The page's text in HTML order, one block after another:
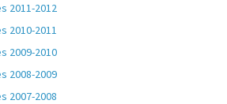
2011-2012
2010-2011
2009-2010
2008-2009
2007-2008